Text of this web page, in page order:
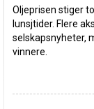
Oljeprisen stiger
lunsjtider. Flere
selskapsnyheter,
vinnere.